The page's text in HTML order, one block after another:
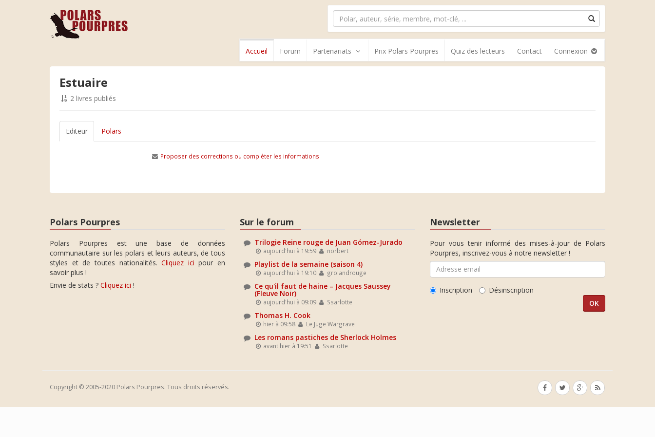
Accueil Forum Partenariats Prix Polars Pourpres Quiz des lecteurs Contact Connexion
Estuaire
2 livres publiés
Editeur Polars
Proposer des corrections ou compléter les informations
Polars Pourpres
Polars Pourpres est une base de données
communautaire sur les polars et leurs auteurs, de tous
styles et de toutes nationalités.Cliquez ici pour en
savoir plus !
Envie de stats ? Cliquez ici !
Sur le forum
Trilogie Reine rouge de Juan Gómez-Jurado
aujourd'hui à 19:59 norbert
Playlist de la semaine (saison 4)
aujourd'hui à 19:10 grolandrouge
Ce qu'il faut de haine – Jacques Saussey
(Fleuve Noir)
aujourd'hui à 09:09 Ssarlotte
Thomas H. Cook
hier à 09:58 Le Juge Wargrave
Les romans pastiches de Sherlock Holmes
avant hier à 19:51 Ssarlotte
Newsletter
Pour vous tenir informé des mises-à-jour de Polars
Pourpres, inscrivez-vous à notre newsletter !
Inscription Désinscription
Copyright © 2005-2020 Polars Pourpres. Tous droits réservés.